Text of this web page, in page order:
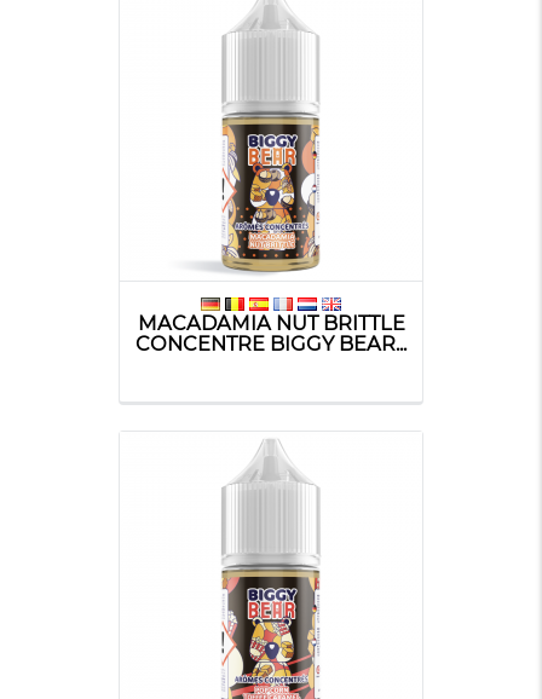
MACADAMIA NUT BRITTLE
CONCENTRE BIGGY BEAR...